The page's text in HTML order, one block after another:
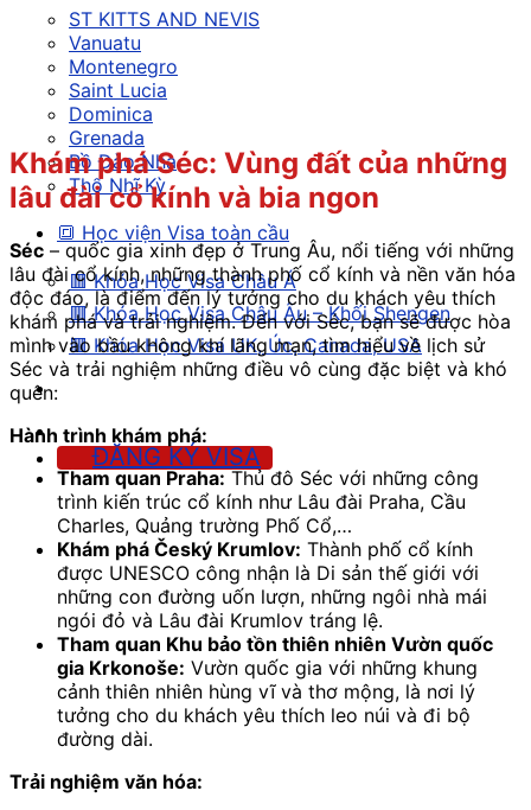
ST KITTS AND NEVIS
Vanuatu
Montenegro
Saint Lucia
Dominica
Grenada
Bồ Đào Nha
Thổ Nhĩ Kỳ
🔳 Học viện Visa toàn cầu
🟥 Khóa Học Visa Châu Á
🟥 Khóa Học Visa Châu Âu – Khối Shengen
🟥 Khóa Học Visa UK, Úc, Canada, USA
ĐĂNG KÝ VISA
Khám phá Séc: Vùng đất của những
lâu đài cổ kính và bia ngon
Séc – quốc gia xinh đẹp ở Trung Âu, nổi tiếng với những
lâu đài cổ kính, những thành phố cổ kính và nền văn hóa
độc đáo, là điểm đến lý tưởng cho du khách yêu thích
khám phá và trải nghiệm. Đến với Séc, bạn sẽ được hòa
mình vào bầu không khí lãng mạn, tìm hiểu về lịch sử
Séc và trải nghiệm những điều vô cùng đặc biệt và khó
quên:
Hành trình khám phá:
Tham quan Praha:Thủ đô Séc với những công
trình kiến trúc cổ kính như Lâu đài Praha, Cầu
Charles, Quảng trường Phố Cổ,…
Khám phá Český Krumlov: Thành phố cổ kính
được UNESCO công nhận là Di sản thế giới với
những con đường uốn lượn, những ngôi nhà mái
ngói đỏ và Lâu đài Krumlov tráng lệ.
Tham quan Khu bảo tồn thiên nhiên Vườn quốc
gia Krkonoše: Vườn quốc gia với những khung
cảnh thiên nhiên hùng vĩ và thơ mộng, là nơi lý
tưởng cho du khách yêu thích leo núi và đi bộ
đường dài.
Trải nghiệm văn hóa: